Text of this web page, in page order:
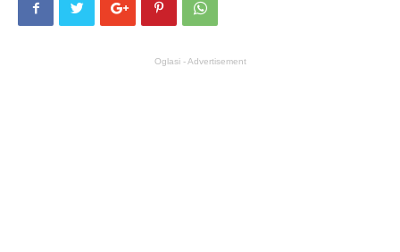
Oglasi - Advertisement